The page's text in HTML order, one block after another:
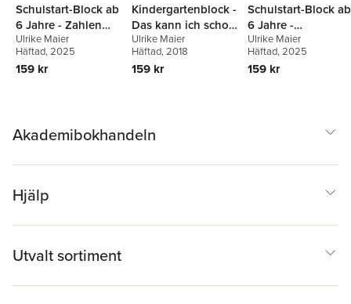
Schulstart-Block ab
6 Jahre - Zahlen
schreiben, zählen
und rechnen
Ulrike Maier
Häftad, 2025
159 kr
Kindergartenblock -
Das kann ich schon!
ab 4 Jahre, A5-
Block
Ulrike Maier
Häftad, 2018
159 kr
Schulstart-Block ab
6 Jahre -
Buchstaben
schreiben lernen
Ulrike Maier
Häftad, 2025
159 kr
Akademibokhandeln
Hjälp
Utvalt sortiment